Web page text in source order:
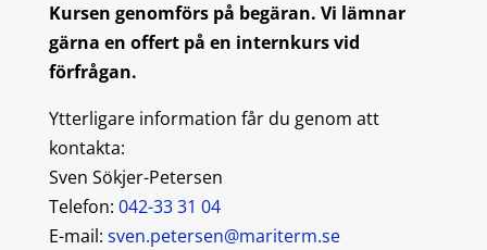
Kursen genomförs på begäran. Vi lämnar
gärna en offert på en internkurs vid
förfrågan.
Ytterligare information får du genom att
kontakta:
Sven Sökjer-Petersen
Telefon: 042-33 31 04
E-mail: sven.petersen@mariterm.se